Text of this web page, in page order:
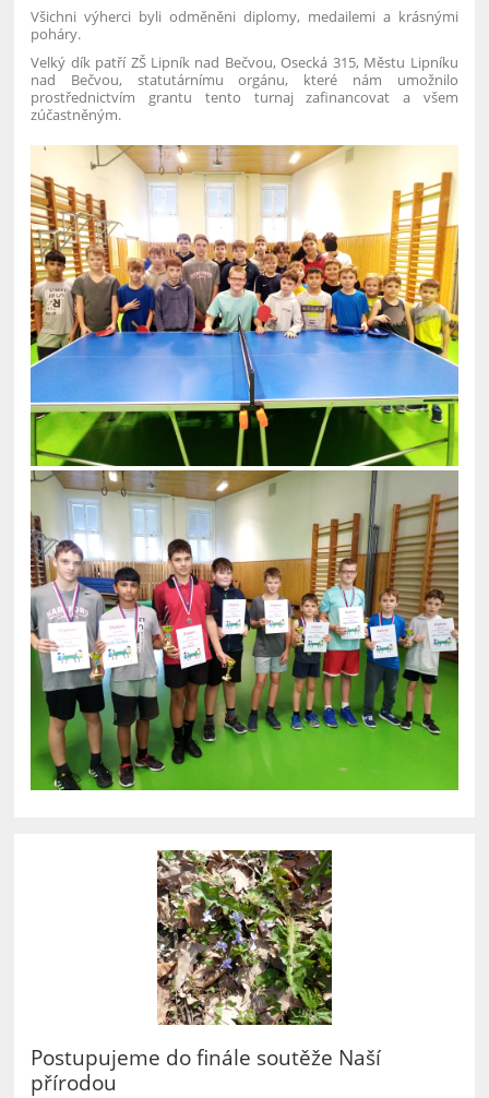
Všichni výherci byli odměněni diplomy, medailemi a krásnými
poháry.
Velký dík patří ZŠ Lipník nad Bečvou, Osecká 315, Městu Lipníku
nad Bečvou, statutárnímu orgánu, které nám umožnilo
prostřednictvím grantu tento turnaj zafinancovat a všem
zúčastněným.
Postupujeme do finále soutěže Naší
přírodou